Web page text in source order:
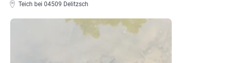
Teich bei 04509 Delitzsch